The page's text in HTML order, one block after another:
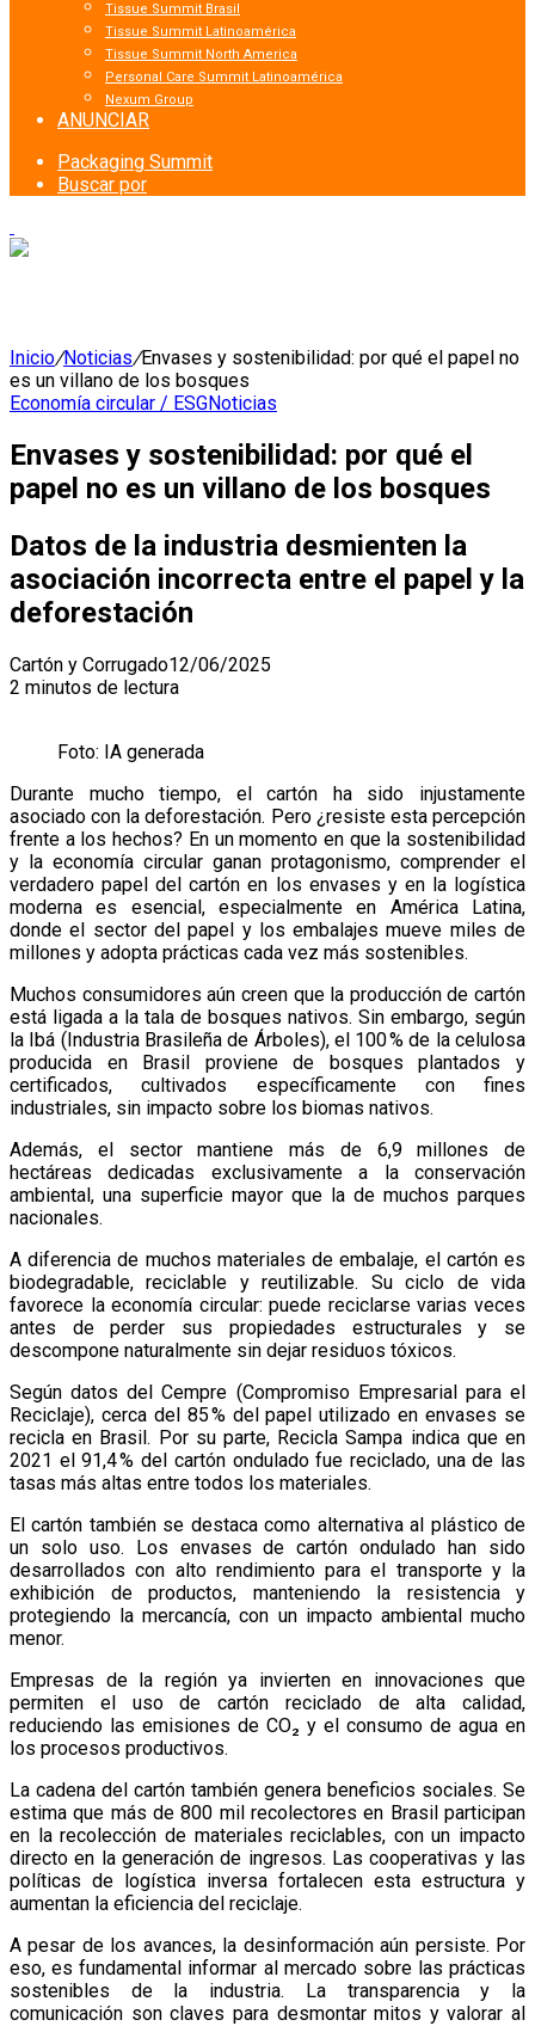
Tissue Summit Brasil
Tissue Summit Latinoamérica
Tissue Summit North America
Personal Care Summit Latinoamérica
Nexum Group
ANUNCIAR
Packaging Summit
Buscar por
Inicio/Noticias/Envases y sostenibilidad: por qué el papel no
es un villano de los bosques
Economía circular / ESGNoticias
Envases y sostenibilidad: por qué el
papel no es un villano de los bosques
Datos de la industria desmienten la
asociación incorrecta entre el papel y la
deforestación
Cartón y Corrugado12/06/2025
2 minutos de lectura
Foto: IA generada
Durante mucho tiempo, el cartón ha sido injustamente
asociado con la deforestación. Pero ¿resiste esta percepción
frente a los hechos? En un momento en que la sostenibilidad
y la economía circular ganan protagonismo, comprender el
verdadero papel del cartón en los envases y en la logística
moderna es esencial, especialmente en América Latina,
donde el sector del papel y los embalajes mueve miles de
millones y adopta prácticas cada vez más sostenibles.
Muchos consumidores aún creen que la producción de cartón
está ligada a la tala de bosques nativos. Sin embargo, según
la Ibá (Industria Brasileña de Árboles), el 100 % de la celulosa
producida en Brasil proviene de bosques plantados y
certificados, cultivados específicamente con fines
industriales, sin impacto sobre los biomas nativos.
Además, el sector mantiene más de 6,9 millones de
hectáreas dedicadas exclusivamente a la conservación
ambiental, una superficie mayor que la de muchos parques
nacionales.
A diferencia de muchos materiales de embalaje, el cartón es
biodegradable, reciclable y reutilizable. Su ciclo de vida
favorece la economía circular: puede reciclarse varias veces
antes de perder sus propiedades estructurales y se
descompone naturalmente sin dejar residuos tóxicos.
Según datos del Cempre (Compromiso Empresarial para el
Reciclaje), cerca del 85 % del papel utilizado en envases se
recicla en Brasil. Por su parte, Recicla Sampa indica que en
2021 el 91,4 % del cartón ondulado fue reciclado, una de las
tasas más altas entre todos los materiales.
El cartón también se destaca como alternativa al plástico de
un solo uso. Los envases de cartón ondulado han sido
desarrollados con alto rendimiento para el transporte y la
exhibición de productos, manteniendo la resistencia y
protegiendo la mercancía, con un impacto ambiental mucho
menor.
Empresas de la región ya invierten en innovaciones que
permiten el uso de cartón reciclado de alta calidad,
reduciendo las emisiones de CO₂ y el consumo de agua en
los procesos productivos.
La cadena del cartón también genera beneficios sociales. Se
estima que más de 800 mil recolectores en Brasil participan
en la recolección de materiales reciclables, con un impacto
directo en la generación de ingresos. Las cooperativas y las
políticas de logística inversa fortalecen esta estructura y
aumentan la eficiencia del reciclaje.
A pesar de los avances, la desinformación aún persiste. Por
eso, es fundamental informar al mercado sobre las prácticas
sostenibles de la industria. La transparencia y la
comunicación son claves para desmontar mitos y valorar al